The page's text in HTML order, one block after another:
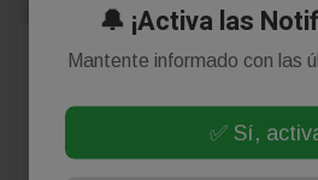
Comentarios
🔔 ¡Activa las
Mantente informado con las
✅ Sí,